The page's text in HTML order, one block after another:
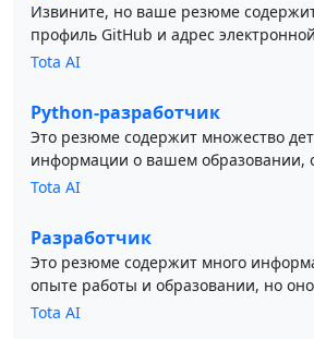
Извините, но ваше резюме
профиль GitHub и адрес
Tota AI
Python-разработчик
Это резюме содержит множество
информации о вашем образовании,
Tota AI
Разработчик
Это резюме содержит много
опыте работы и образовании, но
Tota AI